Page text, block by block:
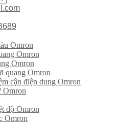
Omron
Omron
Omron
quang Omron
cận điện dung Omron
Omron
độ Omron
Omron